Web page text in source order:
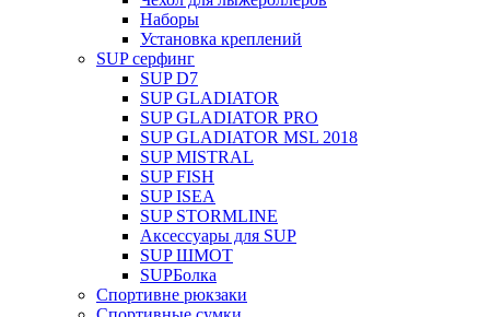
Наборы
Установка креплений
SUP серфинг
SUP D7
SUP GLADIATOR
SUP GLADIATOR PRO
SUP GLADIATOR MSL 2018
SUP MISTRAL
SUP FISH
SUP ISEA
SUP STORMLINE
Аксессуары для SUP
SUP ШМОТ
SUPБолка
Спортивне рюкзаки